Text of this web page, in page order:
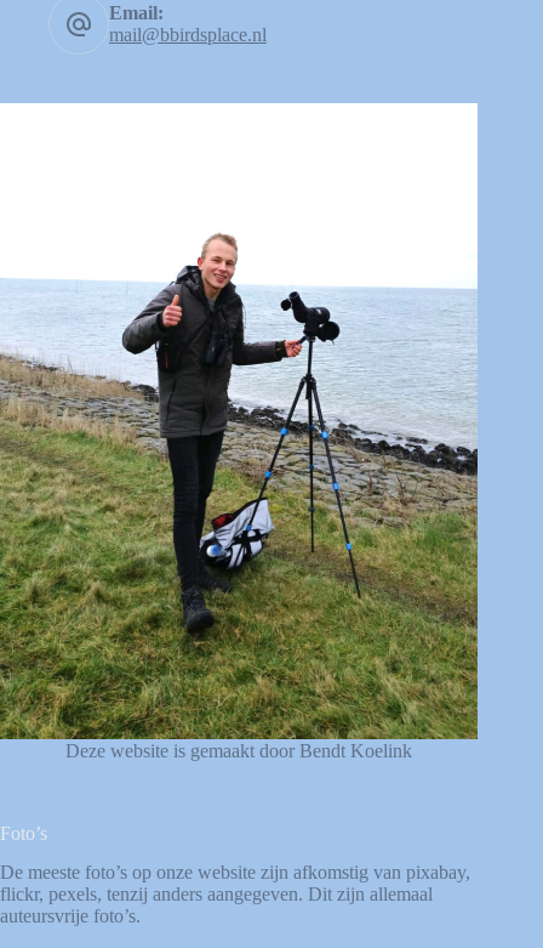
Email:
mail@bbirdsplace.nl
Deze website is gemaakt door Bendt Koelink
Foto’s
De meeste foto’s op onze website zijn afkomstig van pixabay,
flickr, pexels, tenzij anders aangegeven. Dit zijn allemaal
auteursvrije foto’s.